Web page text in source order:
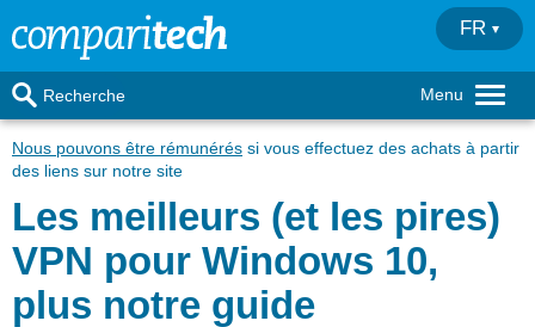
Menu
Recherche
FR
Nous pouvons être rémunérés si vous effectuez des achats à partir
des liens sur notre site
Les meilleurs (et les pires)
VPN pour Windows 10,
plus notre guide